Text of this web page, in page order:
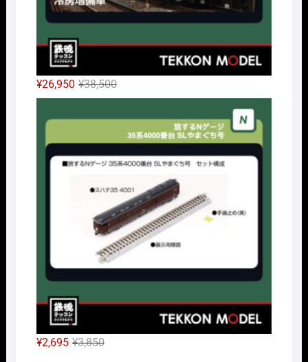
¥38,500元
の
価
¥38,500
し
た。
¥26,950
現
在
の
は
で
す。
¥3,850元
¥2,695
現